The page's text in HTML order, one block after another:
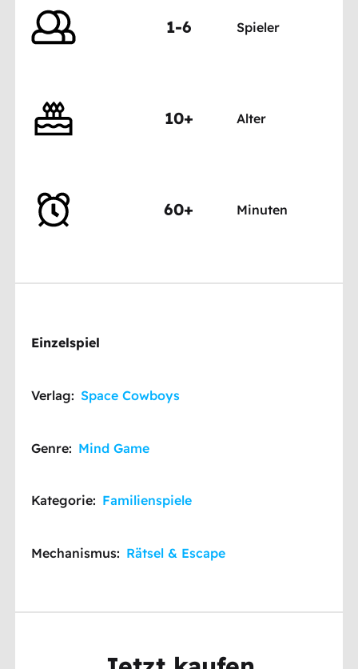
1-6 Spieler
10+ Alter
60+ Minuten
Einzelspiel
Verlag: Space Cowboys
Genre: Mind Game
Kategorie: Familienspiele
Mechanismus: Rätsel & Escape